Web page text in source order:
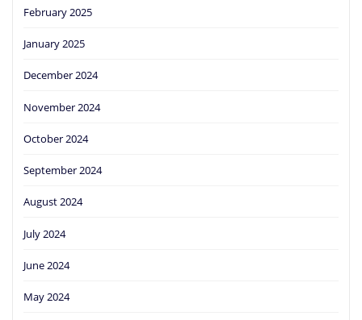
February 2025
January 2025
December 2024
November 2024
October 2024
September 2024
August 2024
July 2024
June 2024
May 2024